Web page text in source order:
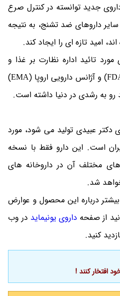
جدید توانسته در کنترل صرع
سایر داروهای ضد تشنج، به نتیجه
امید تازه ای را ایجاد کند.
از سال 2008 میلادی مورد تائید اداره نظارت بر غذا و
داروی ایالات متحده آمریکا (FDA) و آژانس دارویی اروپا (EMA)
به رشدی در دنیا داشته است.
دکتر عبیدی تولید می شود، مورد
است. این دارو فقط با نسخه
مختلف آن در داروخانه های
شد.
درباره این محصول و عوارض
از صفحه داروی یونیماید در وب
کنید.
افتخار کنند !